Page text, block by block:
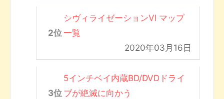
シヴィライゼーションVI マップ
一覧
2020年03月16日
5インチベイ内蔵BD/DVDドライ
ブが絶滅に向かう